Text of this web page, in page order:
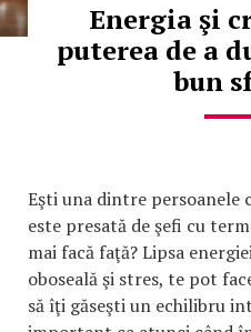
Energia şi
puterea de a
bun
Eşti una dintre persoanele
este presată de şefi cu
mai facă faţă? Lipsa
oboseală şi stres, te pot
să îţi găseşti un echilibru